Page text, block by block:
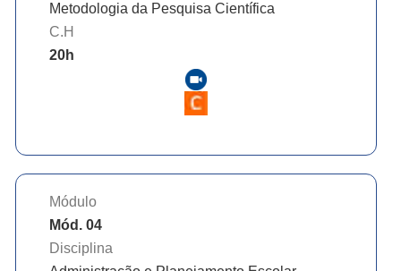
Metodologia da Pesquisa Científica
C.H
20h
Módulo
Mód. 04
Disciplina